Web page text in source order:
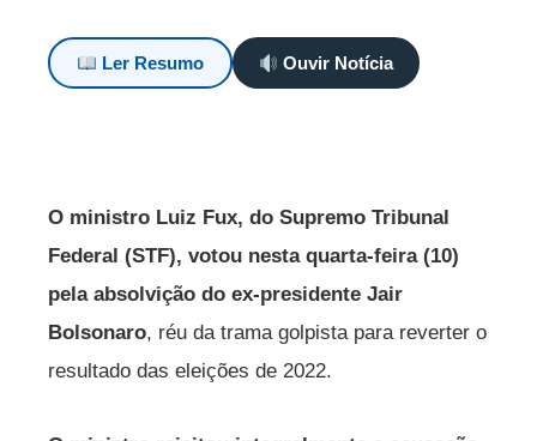
Ler Resumo Ouvir Notícia
O ministro Luiz Fux, do Supremo Tribunal
Federal (STF), votou nesta quarta-feira (10)
pela absolvição do ex-presidente Jair
Bolsonaro, réu da trama golpista para reverter o
resultado das eleições de 2022.